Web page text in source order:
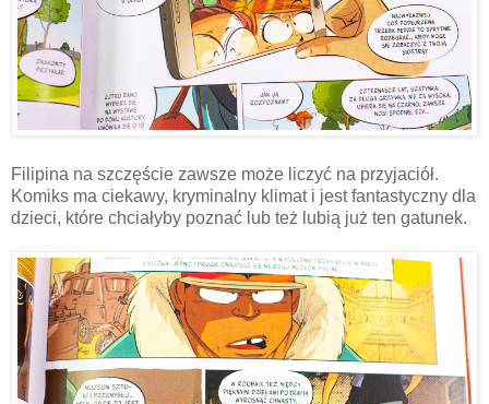
Filipina na szczęście zawsze może liczyć na przyjaciół.
Komiks ma ciekawy, kryminalny klimat i jest fantastyczny dla
dzieci, które chciałyby poznać lub też lubią już ten gatunek.